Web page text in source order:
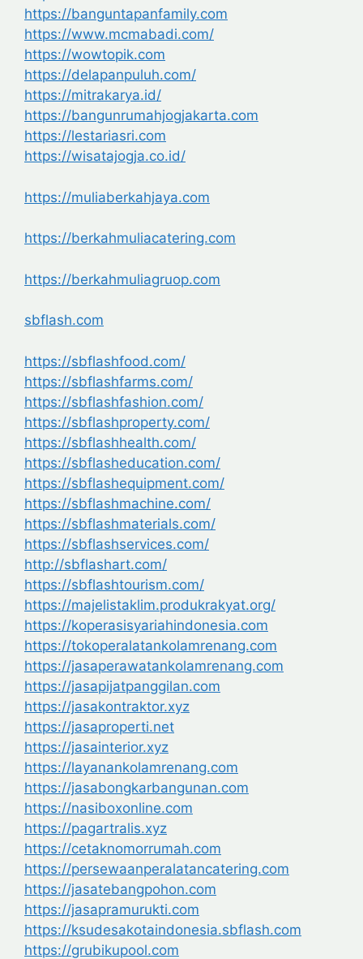
https://banguntapanfamily.com
https://www.mcmabadi.com/
https://wowtopik.com
https://delapanpuluh.com/
https://mitrakarya.id/
https://bangunrumahjogjakarta.com
https://lestariasri.com
https://wisatajogja.co.id/
https://muliaberkahjaya.com
https://berkahmuliacatering.com
https://berkahmuliagruop.com
sbflash.com
https://sbflashfood.com/
https://sbflashfarms.com/
https://sbflashfashion.com/
https://sbflashproperty.com/
https://sbflashhealth.com/
https://sbflasheducation.com/
https://sbflashequipment.com/
https://sbflashmachine.com/
https://sbflashmaterials.com/
https://sbflashservices.com/
http://sbflashart.com/
https://sbflashtourism.com/
https://majelistaklim.produkrakyat.org/
https://koperasisyariahindonesia.com
https://tokoperalatankolamrenang.com
https://jasaperawatankolamrenang.com
https://jasapijatpanggilan.com
https://jasakontraktor.xyz
https://jasaproperti.net
https://jasainterior.xyz
https://layanankolamrenang.com
https://jasabongkarbangunan.com
https://nasiboxonline.com
https://pagartralis.xyz
https://cetaknomorrumah.com
https://persewaanperalatancatering.com
https://jasatebangpohon.com
https://jasapramurukti.com
https://ksudesakotaindonesia.sbflash.com
https://grubikupool.com